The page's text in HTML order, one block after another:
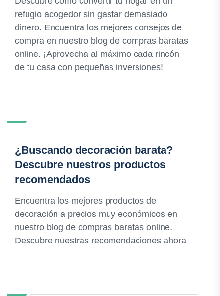
refugio acogedor sin gastar demasiado
dinero. Encuentra los mejores consejos de
compra en nuestro blog de compras baratas
online. ¡Aprovecha al máximo cada rincón
de tu casa con pequeñas inversiones!
¿Buscando decoración barata?
Descubre nuestros productos
recomendados
Encuentra los mejores productos de
decoración a precios muy económicos en
nuestro blog de compras baratas online.
Descubre nuestras recomendaciones ahora